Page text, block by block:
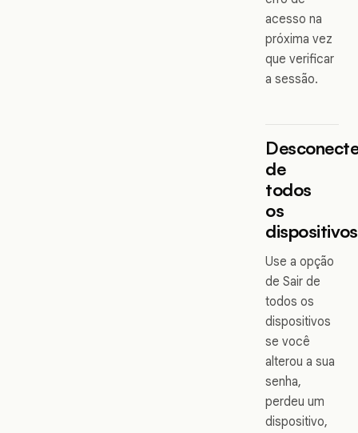
acesso na
próxima vez
que verificar
a sessão.
de
todos
os
dispositivos
Use a opção
de Sair de
todos os
dispositivos
se você
alterou a sua
senha,
perdeu um
dispositivo,